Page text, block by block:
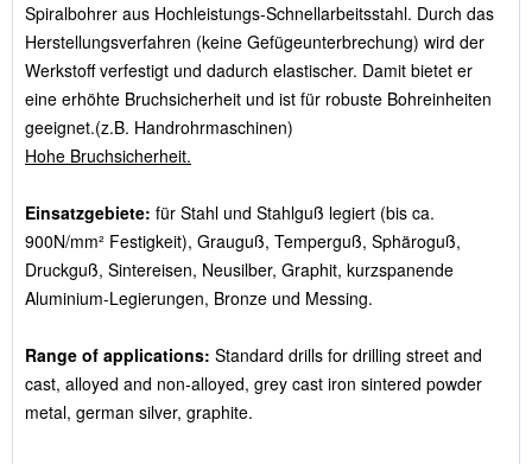
Spiralbohrer aus Hochleistungs-Schnellarbeitsstahl. Durch das
Herstellungsverfahren (keine Gefügeunterbrechung) wird der
Werkstoff verfestigt und dadurch elastischer. Damit bietet er
eine erhöhte Bruchsicherheit und ist für robuste Bohreinheiten
geeignet.(z.B. Handrohrmaschinen)
Hohe Bruchsicherheit.
Einsatzgebiete: für Stahl und Stahlguß legiert (bis ca.
900N/mm² Festigkeit), Grauguß, Temperguß, Sphäroguß,
Druckguß, Sintereisen, Neusilber, Graphit, kurzspanende
Aluminium-Legierungen, Bronze und Messing.
Range of applications: Standard drills for drilling street and
cast, alloyed and non-alloyed, grey cast iron sintered powder
metal, german silver, graphite.